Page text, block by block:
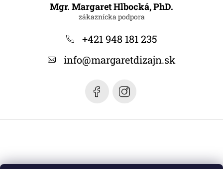
Mgr. Margaret Hlbocká, PhD.
+421 948 181 235
info@margaretdizajn.sk